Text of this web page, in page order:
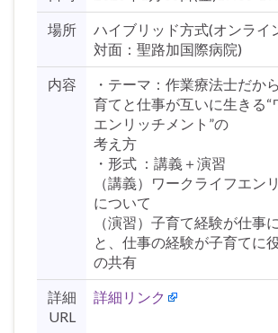
場所
ハイブリッド方式(オンラ
対面：聖路加国際病院)
内容
・テーマ：作業療法士だか
育てと仕事が互いに生きる“
エンリッチメント”の
考え方
・形式 ：講義＋演習
（講義）ワークライフエン
について
（演習）子育て経験が仕事
と、仕事の経験が子育てに
の共有
詳細
URL
詳細リンク